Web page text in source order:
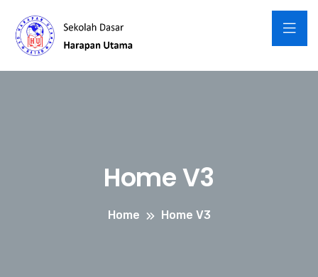
Home V3
Home Home V3